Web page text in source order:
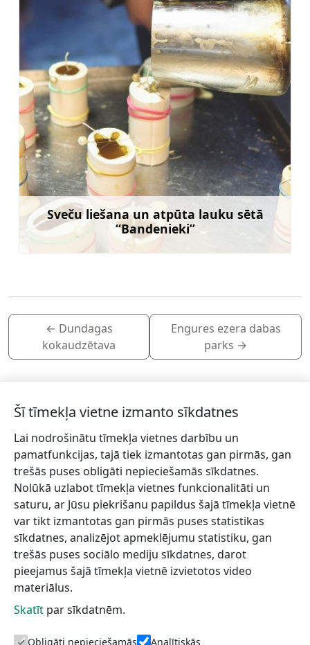
Sveču liešana un atpūta lauku sētā
“Bandenieki”
Uzzināt vairāk
← Dundagas
kokaudzētava
Engures ezera dabas
parks →
Piesakies jaunumiem!
Pieraksties jaunumiem e-pastā un nepalaid garām
jaunākās aktualitātes.
Vēlos saņemt jaunumus uz norādīto e-pasta adresi.
Informācijai
Šī tīmekļa vietne izmanto sīkdatnes
Lai nodrošinātu tīmekļa vietnes darbību un
pamatfunkcijas, tajā tiek izmantotas gan pirmās, gan
trešās puses obligāti nepieciešamās sīkdatnes.
Nolūkā uzlabot tīmekļa vietnes funkcionalitāti un
saturu, ar Jūsu piekrišanu papildus šajā tīmekļa vietnē
var tikt izmantotas gan pirmās puses statistikas
sīkdatnes, analizējot apmeklējumu statistiku, gan
trešās puses sociālo mediju sīkdatnes, darot
pieejamus šajā tīmekļa vietnē izvietotos video
materiālus.
Skatīt par sīkdatnēm.
Obligāti nepieciešamās Analītiskās